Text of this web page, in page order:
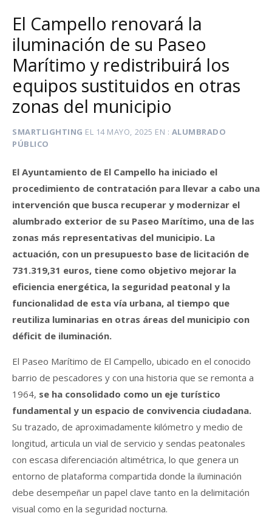
El Campello renovará la
iluminación de su Paseo
Marítimo y redistribuirá los
equipos sustituidos en otras
zonas del municipio
SMARTLIGHTING EL 14 MAYO, 2025 EN
ALUMBRADO
PÚBLICO
El Ayuntamiento de El Campello ha iniciado el
procedimiento de contratación para llevar a cabo una
intervención que busca recuperar y modernizar el
alumbrado exterior de su Paseo Marítimo, una de las
zonas más representativas del municipio. La
actuación, con un presupuesto base de licitación de
731.319,31 euros, tiene como objetivo mejorar la
eficiencia energética, la seguridad peatonal y la
funcionalidad de esta vía urbana, al tiempo que
reutiliza luminarias en otras áreas del municipio con
déficit de iluminación.
El Paseo Marítimo de El Campello, ubicado en el conocido
barrio de pescadores y con una historia que se remonta a
1964, se ha consolidado como un eje turístico
fundamental y un espacio de convivencia ciudadana.
Su trazado, de aproximadamente kilómetro y medio de
longitud, articula un vial de servicio y sendas peatonales
con escasa diferenciación altimétrica, lo que genera un
entorno de plataforma compartida donde la iluminación
debe desempeñar un papel clave tanto en la delimitación
visual como en la seguridad nocturna.